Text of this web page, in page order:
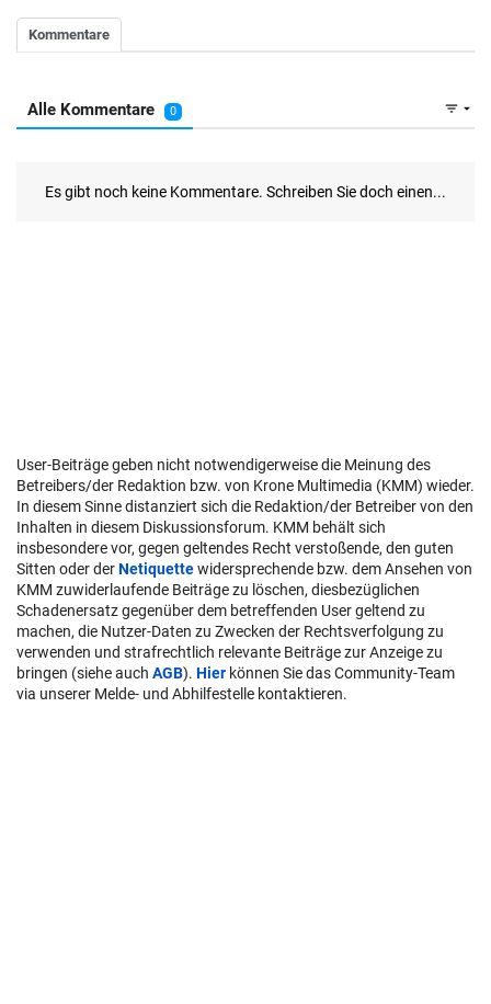
User-Beiträge geben nicht notwendigerweise die Meinung des
Betreibers/der Redaktion bzw. von Krone Multimedia (KMM) wieder.
In diesem Sinne distanziert sich die Redaktion/der Betreiber von den
Inhalten in diesem Diskussionsforum. KMM behält sich
insbesondere vor, gegen geltendes Recht verstoßende, den guten
Sitten oder derNetiquettewidersprechende bzw. dem Ansehen von
KMM zuwiderlaufende Beiträge zu löschen, diesbezüglichen
Schadenersatz gegenüber dem betreffenden User geltend zu
machen, die Nutzer-Daten zu Zwecken der Rechtsverfolgung zu
verwenden und strafrechtlich relevante Beiträge zur Anzeige zu
bringen (siehe auch AGB). Hier können Sie das Community-Team
via unserer Melde- und Abhilfestelle kontaktieren.